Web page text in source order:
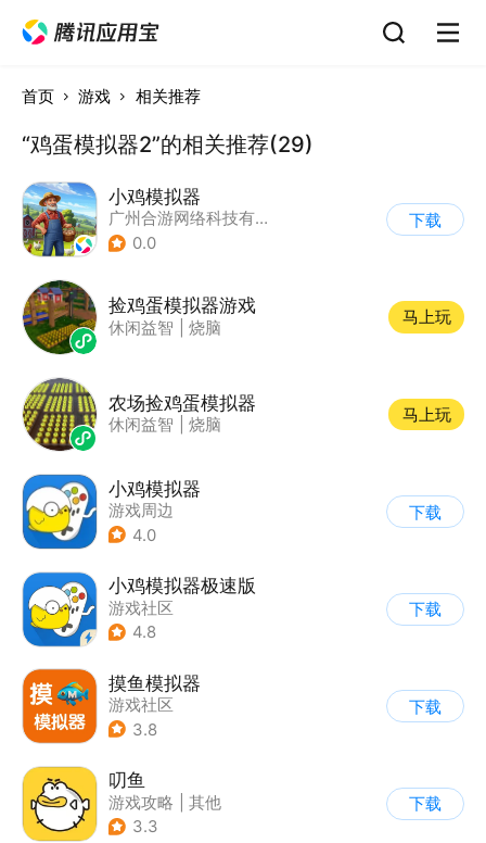
首页 游戏 相关推荐
“鸡蛋模拟器2”的相关推荐(29)
小鸡模拟器
广州合游网络科技有限公司
0.0
下载
捡鸡蛋模拟器游戏
休闲益智 烧脑
马上玩
农场捡鸡蛋模拟器
休闲益智 烧脑
马上玩
小鸡模拟器
游戏周边
4.0
下载
小鸡模拟器极速版
游戏社区
4.8
下载
摸鱼模拟器
游戏社区
3.8
下载
叨鱼
游戏攻略
其他
3.3
下载